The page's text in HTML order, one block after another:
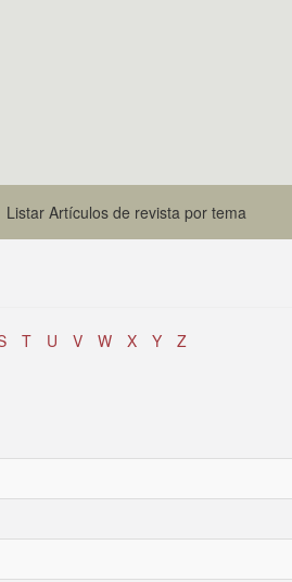
Listar Artículos de revista por tema
T U V W X Y
Z